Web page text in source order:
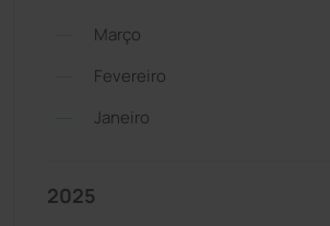
Março
Fevereiro
Janeiro
2025